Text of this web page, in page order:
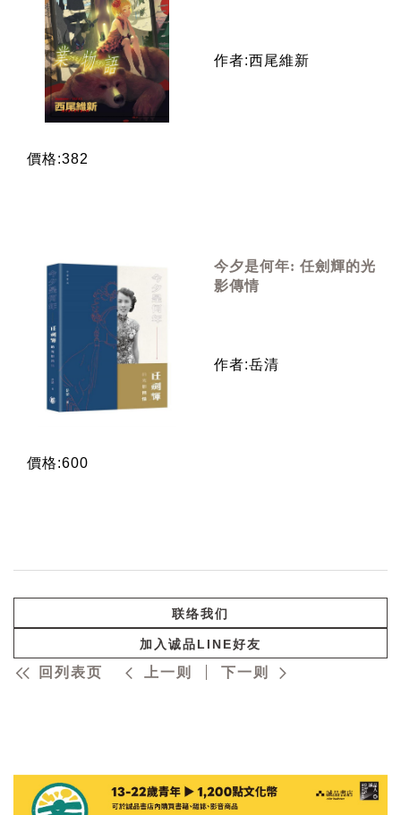
作者:西尾維新
價格:382
今夕是何年: 任劍輝的光
影傳情
作者:岳清
價格:600
联络我们
加入诚品LINE好友
回列表页 上一则 下一则